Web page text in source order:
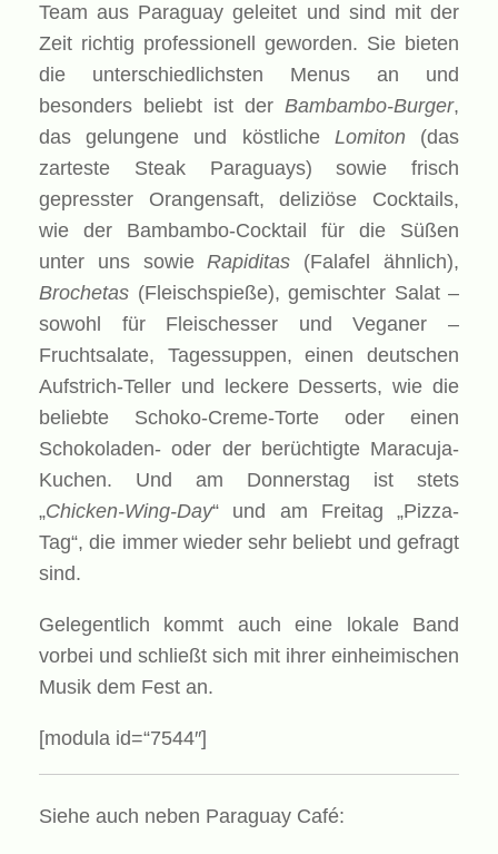
Team aus Paraguay geleitet und sind mit der
Zeit richtig professionell geworden. Sie bieten
die unterschiedlichsten Menus an und
besonders beliebt ist der Bambambo-Burger,
das gelungene und köstliche Lomiton(das
zarteste Steak Paraguays) sowie frisch
gepresster Orangensaft, deliziöse Cocktails,
wie der Bambambo-Cocktail für die Süßen
unter uns sowieRapiditas (Falafel ähnlich),
Brochetas (Fleischspieße), gemischter Salat –
sowohl für Fleischesser und Veganer –
Fruchtsalate, Tagessuppen, einen deutschen
Aufstrich-Teller und leckere Desserts, wie die
beliebte Schoko-Creme-Torte oder einen
Schokoladen- oder der berüchtigte Maracuja-
Kuchen. Und am Donnerstag ist stets
„Chicken-Wing-Day“ und am Freitag „Pizza-
Tag“, die immer wieder sehr beliebt und gefragt
sind.
Gelegentlich kommt auch eine lokale Band
vorbei und schließt sich mit ihrer einheimischen
Musik dem Fest an.
[modula id=“7544″]
Siehe auch neben Paraguay Café: